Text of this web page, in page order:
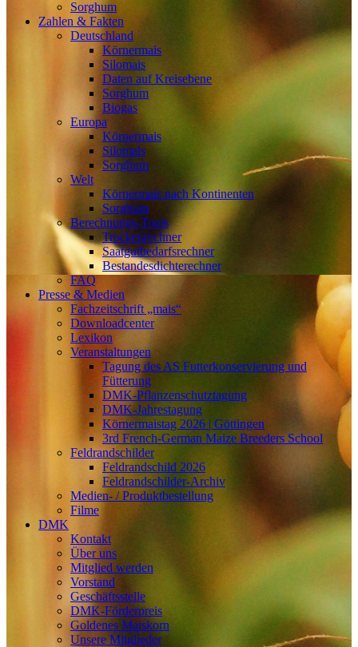
Sorghum
Zahlen & Fakten
Deutschland
Körnermais
Silomais
Daten auf Kreisebene
Sorghum
Biogas
Europa
Körnermais
Silomais
Sorghum
Welt
Körnermais nach Kontinenten
Sorghum
Berechnungs-Tools
Trockenrechner
Saatgutbedarfsrechner
Bestandesdichterechner
FAQ
Presse & Medien
Fachzeitschrift „mais“
Downloadcenter
Lexikon
Veranstaltungen
Tagung des AS Futterkonservierung und
Fütterung
DMK-Pflanzenschutztagung
DMK-Jahrestagung
Körnermaistag 2026 | Göttingen
3rd French-German Maize Breeders School
Feldrandschilder
Feldrandschild 2026
Feldrandschilder-Archiv
Medien- / Produktbestellung
Filme
DMK
Kontakt
Über uns
Mitglied werden
Vorstand
Geschäftsstelle
DMK-Förderpreis
Goldenes Maiskorn
Unsere Mitglieder